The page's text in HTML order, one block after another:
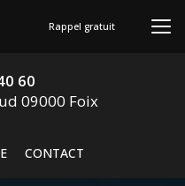
60
09000 Foix
CONTACT
Rappel gratuit